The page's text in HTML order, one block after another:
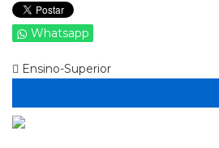
Whatsapp
Ensino-Superior